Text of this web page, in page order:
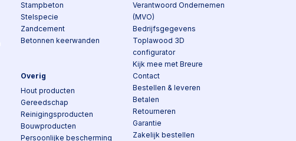
Stampbeton
Stelspecie
Zandcement
Betonnen keerwanden
Overig
Hout producten
Gereedschap
Reinigingsproducten
Bouwproducten
Persoonlijke bescherming
Verantwoord Ondernemen
(MVO)
Bedrijfsgegevens
Toplawood 3D
configurator
Kijk mee met Breure
Contact
Bestellen & leveren
Betalen
Retourneren
Garantie
Zakelijk bestellen